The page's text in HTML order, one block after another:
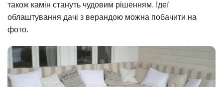
також камін стануть чудовим рішенням. Ідеї
облаштування дачі з верандою можна побачити на
фото.